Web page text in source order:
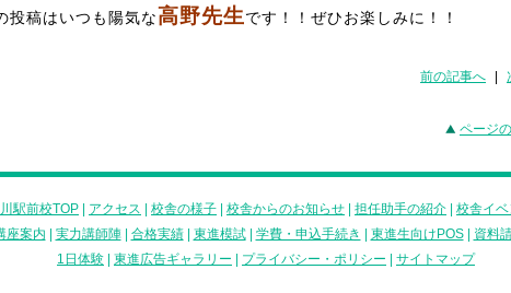
投稿はいつも陽気な高野先生です！！ぜひお楽しみに！！
前の記事へ
ページ
駅前校TOP アクセス 校舎の様子 校舎からのお知らせ 担任助手の紹介 校舎イ
座案内 実力講師陣| 合格実績| 東進模試| 学費・申込手続き 東進生向けPOS| 資料
1日体験
東進広告ギャラリー プライバシー・ポリシー サイトマップ